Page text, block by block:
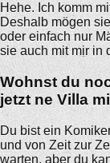
Hehe. Ich komm
Deshalb mögen
oder einfach nur
sie auch mit mir in
Wohnst du
jetzt ne Villa
Du bist ein
und von Zeit zur
warten, aber du